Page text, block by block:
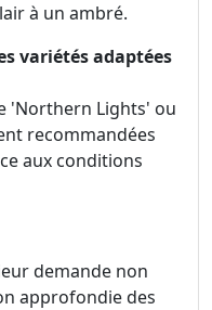
à un ambré.
variétés adaptées
'Northern Lights' ou
recommandées
aux conditions
demande non
approfondie des